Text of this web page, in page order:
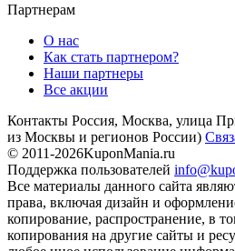
Партнерам
О нас
Как стать партнером?
Наши партнеры
Все акции
Контакты Россия, Москва, улица
из Москвы и регионов России)
© 2011-2026KuponMania.ru
Поддержка пользователей
Все материалы данного сайта
права, включая дизайн и
копирование, распространение, в
копирования на другие сайты и